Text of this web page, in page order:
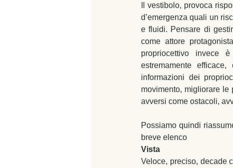
Il vestibolo, provoca
d’emergenza quali un
e fluidi. Pensare di
come attore
propriocettivo invece
estremamente
informazioni dei
movimento, migliorare
avversi come ostacoli,
Possiamo quindi
breve elenco
Vista
Veloce, preciso, decade